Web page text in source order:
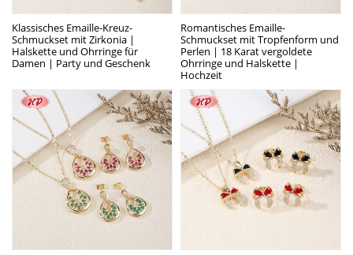
Klassisches Emaille-Kreuz-
Schmuckset mit Zirkonia |
Halskette und Ohrringe für
Damen | Party und Geschenk
Romantisches Emaille-
Schmuckset mit Tropfenform und
Perlen | 18 Karat vergoldete
Ohrringe und Halskette |
Hochzeit